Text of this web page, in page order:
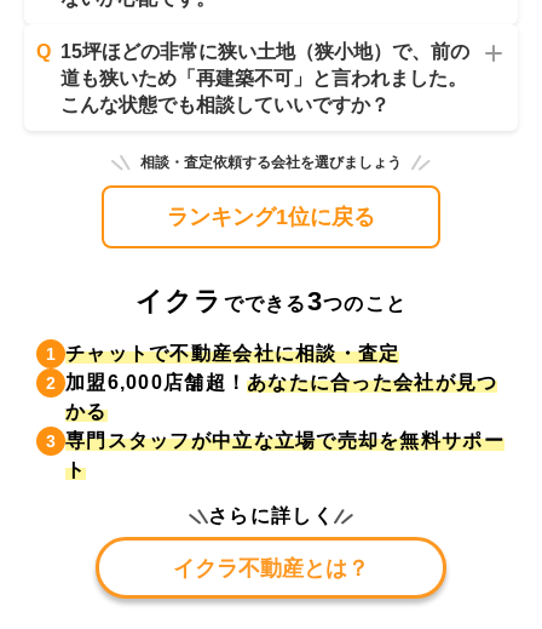
Q 15坪ほどの非常に狭い土地（狭小地）で、前の
道も狭いため「再建築不可」と言われました。
こんな状態でも相談していいですか？
相談・査定依頼する会社を選びましょう
ランキング1位に戻る
イクラ でできる3つのこと
1 チャットで不動産会社に相談・査定
2 加盟6,000店舗超！あなたに合った会社が見つ
かる
3 専門スタッフが中立な立場で売却を無料サポー
ト
さらに詳しく
イクラ不動産とは？